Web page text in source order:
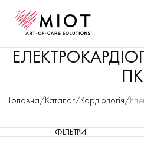
ПК
Головна/Каталог/Кардіологія/
ФІЛЬТРИ